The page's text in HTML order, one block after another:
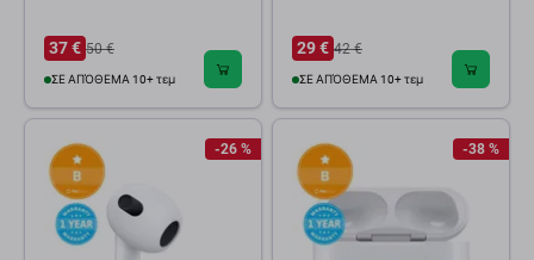
37 € 50 €
ΣΕ ΑΠΌΘΕΜΑ 10+ τεμ
29 € 42 €
ΣΕ ΑΠΌΘΕΜΑ 10+ τεμ
-26 % -38 %